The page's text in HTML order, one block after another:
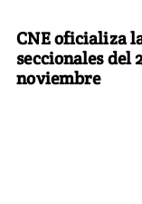
CNE oficializa
seccionales del
noviembre